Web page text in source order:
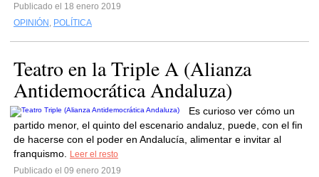
Publicado el 18 enero 2019
OPINIÓN , POLÍTICA
Teatro en la Triple A (Alianza
Antidemocrática Andaluza)
Es curioso ver cómo un
partido menor, el quinto del escenario andaluz, puede, con el fin
de hacerse con el poder en Andalucía, alimentar e invitar al
franquismo.
Leer el resto
Publicado el 09 enero 2019